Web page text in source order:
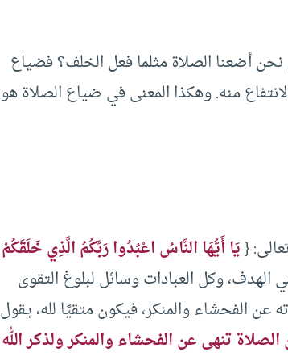
أضعنا الصلاة مثلما فعل الخلف؟ فضياع
منه. وهكذا المعنى في ضياع الصلاة هو
{يَا أَيُّهَا النَّاسُ اعْبُدُوا رَبَّكُمُ الَّذِي خَلَقَكُمْ
هي الهدف، وكل العبادات وسائل لبلوغ التقوى
عن الفحشاء والمنكر، فيكون متقيًا لله، يقول
تنهى عن الفحشاء والمنكر ولذكر الله